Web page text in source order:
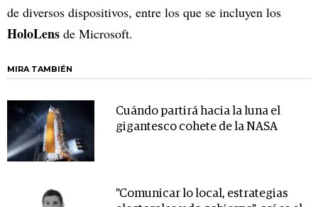
de diversos dispositivos, entre los que se incluyen los
HoloLens de Microsoft.
MIRA TAMBIÉN
Cuándo partirá hacia la luna el
gigantesco cohete de la NASA
"Comunicar lo local, estrategias